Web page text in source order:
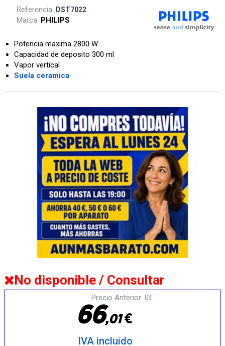
Referencia: DST7022
Marca: PHILIPS
Potencia maxima 2800 W
Capacidad de deposito 300 ml
Vapor vertical
Suela ceramica
No disponible / Consultar
Precio Anterior: 0€
66,01€
IVA incluido